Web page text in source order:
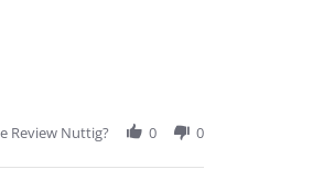
Review Nuttig? 0 0